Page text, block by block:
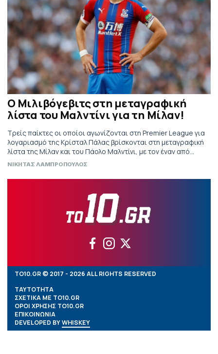
Ο Μιλιβόγεβιτς στη μεταγραφική
λίστα του Μαλντίνι για τη Μίλαν!
Τρείς παίκτες οι οποίοι αγωνίζονται στη Premier League για
λογαριασμό της Κρίσταλ Πάλας βρίσκονται στη μεταγραφική
λίστα της Μίλαν και του Πάολο Μαλντίνι, με τον έναν από
αυτους να είναι ο πρώην παίκτης του Ολυμπιακού, Λούκα
ΝΙΚΗΤΑΣ ΛΑΜΠΡΟΠΟΥΛΟΣ
TO10.GR © 2017 - 2026 ALL RIGHTS RESERVED
ΤΑΥΤΟΤΗΤΑ
ΣΧΕΤΙΚΑ ΜΕ TO10.GR
ΟΡΟΙ ΧΡΗΣΗΣ TO10.GR
ΕΠΙΚΟΙΝΩΝΙΑ
DEVELOPED BYWHISKEY